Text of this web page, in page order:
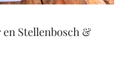
Stellenbosch &